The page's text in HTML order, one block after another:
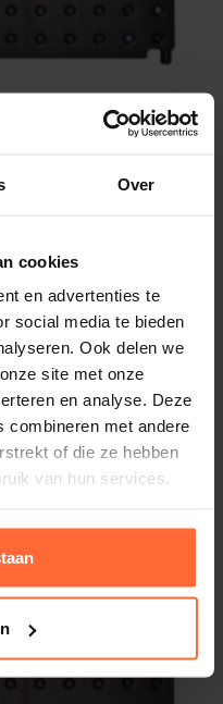
Over
cookies
en advertenties te
social media te bieden
Ook delen we
site met onze
en analyse. Deze
combineren met andere
of die ze hebben
van hun services.